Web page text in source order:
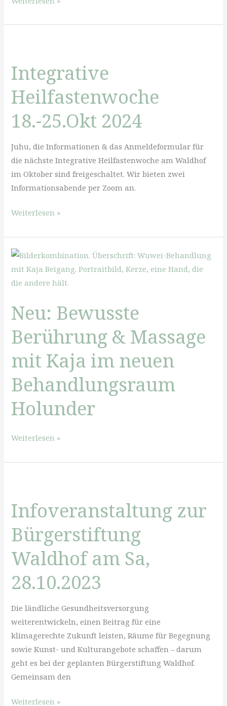
der
Integrative
Heilfastenwoche
18.-25.Okt 2024
Juhu, die Informationen & das Anmeldeformular für
die nächste Integrative Heilfastenwoche am Waldhof
im Oktober sind freigeschaltet. Wir bieten zwei
Informationsabende per Zoom an.
Integrative
18.-25.Okt
2024
Weiterlesen »
Neu: Bewusste
Berührung & Massage
mit Kaja im neuen
Behandlungsraum
Holunder
Neu:
Berührung
mit
Kaja
im
Behandlungsraum
Holunder
Weiterlesen »
Infoveranstaltung zur
Bürgerstiftung
Waldhof am Sa,
28.10.2023
Die ländliche Gesundheitsversorgung
weiterentwickeln, einen Beitrag für eine
klimagerechte Zukunft leisten, Räume für Begegnung
sowie Kunst- und Kulturangebote schaffen – darum
geht es bei der geplanten Bürgerstiftung Waldhof.
Gemeinsam den
Infoveranstaltung
Weiterlesen »